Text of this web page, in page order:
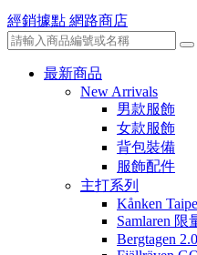
經銷據點 網路商店
最新商品
New Arrivals
男款服飾
女款服飾
背包裝備
服飾配件
主打系列
Kånken
Samlaren 限
Bergtagen 2.0